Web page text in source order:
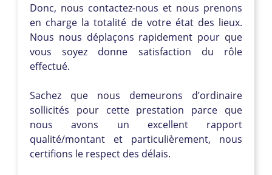
Donc, nous contactez-nous et nous prenons
en charge la totalité de votre état des lieux.
Nous nous déplaçons rapidement pour que
vous soyez donne satisfaction du rôle
effectué.
Sachez que nous demeurons d’ordinaire
sollicités pour cette prestation parce que
nous avons un excellent rapport
qualité/montant et particulièrement, nous
certifions le respect des délais.